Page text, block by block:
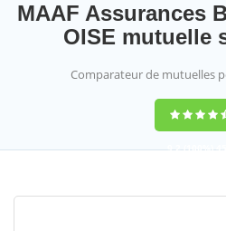
MAAF Assurances
OISE mutuelle
Comparateur de mutuelles
9,2(100%)